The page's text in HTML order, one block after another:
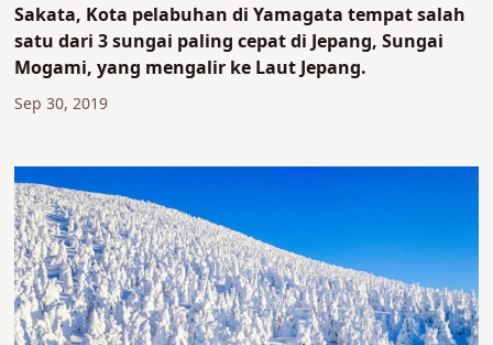
Sakata, Kota pelabuhan di Yamagata tempat salah
satu dari 3 sungai paling cepat di Jepang, Sungai
Mogami, yang mengalir ke Laut Jepang.
Sep 30, 2019